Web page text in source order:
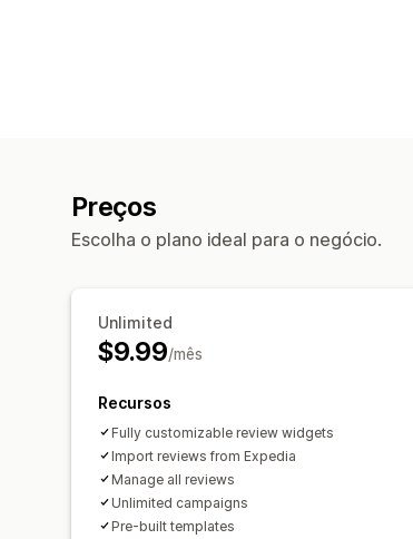
Preços
Escolha o plano ideal para o negócio.
Unlimited
$9.99/mês
Recursos
Fully customizable review widgets
Import reviews from Expedia
Manage all reviews
Unlimited campaigns
Pre-built templates